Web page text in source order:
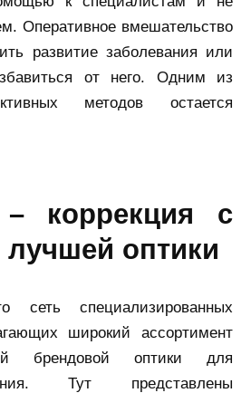
Оперативное вмешательство
развитие заболевания или
от него. Одним из
методов остается
оптики
сеть специализированных
широкий ассортимент
брендовой оптики для
Тут представлены